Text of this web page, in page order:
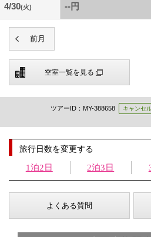
4/30(火) --円
空室一覧を見る
ツアーID：MY-388658 キャンセ
旅行日数を変更する
1泊2日 2泊3日
よくある質問